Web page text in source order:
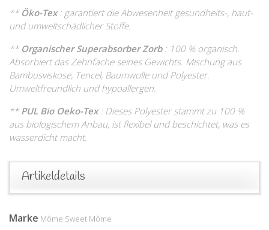
** Öko-Tex: garantiert die Abwesenheit gesundheits-, haut-
und umweltschädlicher Stoffe.
** Organischer Superabsorber Zorb: 100 % organisch.
Absorbiert das Zehnfache seines Gewichts. Mischung aus
Bambusviskose, Tencel, Baumwolle und Polyester.
Umweltfreundlich und hypoallergen.
** PUL Bio Oeko-Tex: Dieses Polyester stammt zu 100 %
aus biologischem Anbau, ist flexibel und beschichtet, was es
wasserdicht macht.
Artikeldetails
Marke Môme Sweet Môme